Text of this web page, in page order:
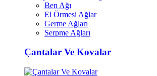
Ben Ağı
El Örmesi Ağlar
Germe Ağları
Serpme Ağları
Çantalar Ve Kovalar